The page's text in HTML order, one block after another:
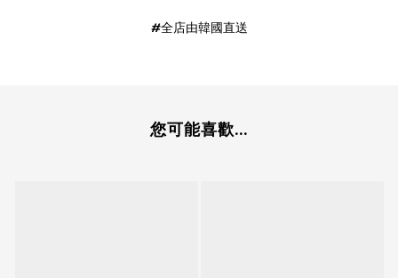
#全店由韓國直送
您可能喜歡...